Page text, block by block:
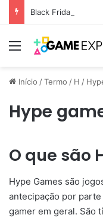
Black Friday:
Menu
Início /Termo / H /
Hype
O que são
Hype Games são
antecipação por
gamer em geral. São